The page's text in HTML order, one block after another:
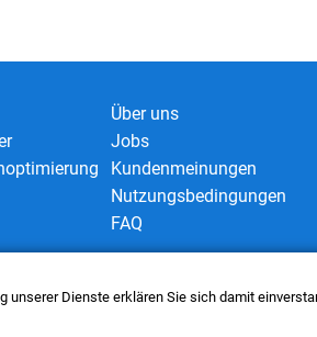
Dienste erklären Sie sich damit
Über uns
Jobs
Kundenmeinungen
Nutzungsbedingungen
FAQ